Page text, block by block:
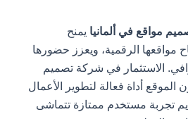
مواقع في ألمانيايمنح
مواقعها الرقمية، ويعزز حضورها
الاستثمار في شركة تصميم
أداة فعالة لتطوير الأعمال
تجربة مستخدم ممتازة تتماشى